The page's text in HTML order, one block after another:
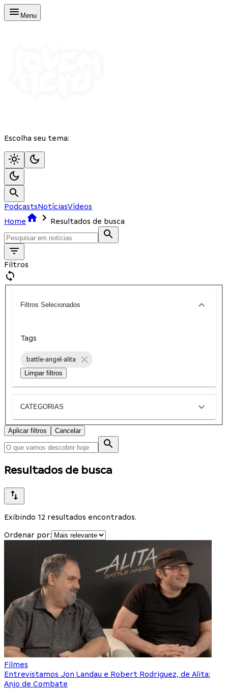
Menu
Escolha seu tema:
PodcastsNotíciasVídeos
Home
Resultados de busca
Filtros
Filtros Selecionados
Tags
battle-angel-alita
Limpar filtros
CATEGORIAS
Aplicar filtros Cancelar
Resultados de busca
Exibindo 12 resultados encontrados.
Ordenar por:
Filmes
Entrevistamos Jon Landau e Robert Rodriguez, de Alita:
Anjo de Combate